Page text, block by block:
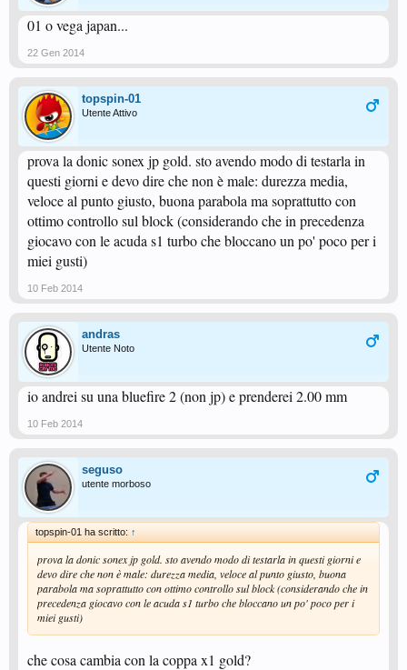
01 o vega japan...
22 Gen 2014
topspin-01
Utente Attivo
prova la donic sonex jp gold. sto avendo modo di testarla in
questi giorni e devo dire che non è male: durezza media,
veloce al punto giusto, buona parabola ma soprattutto con
ottimo controllo sul block (considerando che in precedenza
giocavo con le acuda s1 turbo che bloccano un po' poco per i
miei gusti)
10 Feb 2014
andras
Utente Noto
io andrei su una bluefire 2 (non jp) e prenderei 2.00 mm
10 Feb 2014
seguso
utente morboso
topspin-01 ha scritto: ↑
prova la donic sonex jp gold. sto avendo modo di testarla in questi giorni e
devo dire che non è male: durezza media, veloce al punto giusto, buona
parabola ma soprattutto con ottimo controllo sul block (considerando che in
precedenza giocavo con le acuda s1 turbo che bloccano un po' poco per i
miei gusti)
che cosa cambia con la coppa x1 gold?